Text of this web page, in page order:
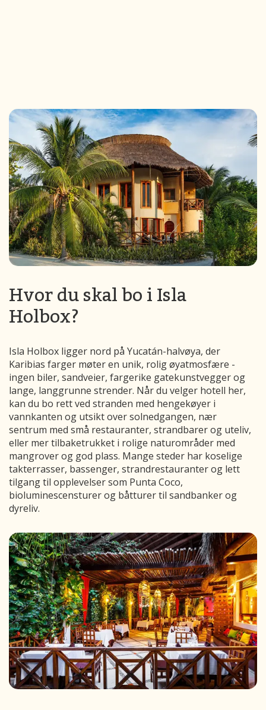
Hvor du skal bo i Isla
Holbox?
Isla Holbox ligger nord på Yucatán-halvøya, der
Karibias farger møter en unik, rolig øyatmosfære -
ingen biler, sandveier, fargerike gatekunstvegger og
lange, langgrunne strender. Når du velger hotell her,
kan du bo rett ved stranden med hengekøyer i
vannkanten og utsikt over solnedgangen, nær
sentrum med små restauranter, strandbarer og uteliv,
eller mer tilbaketrukket i rolige naturområder med
mangrover og god plass. Mange steder har koselige
takterrasser, bassenger, strandrestauranter og lett
tilgang til opplevelser som Punta Coco,
bioluminescensturer og båtturer til sandbanker og
dyreliv.